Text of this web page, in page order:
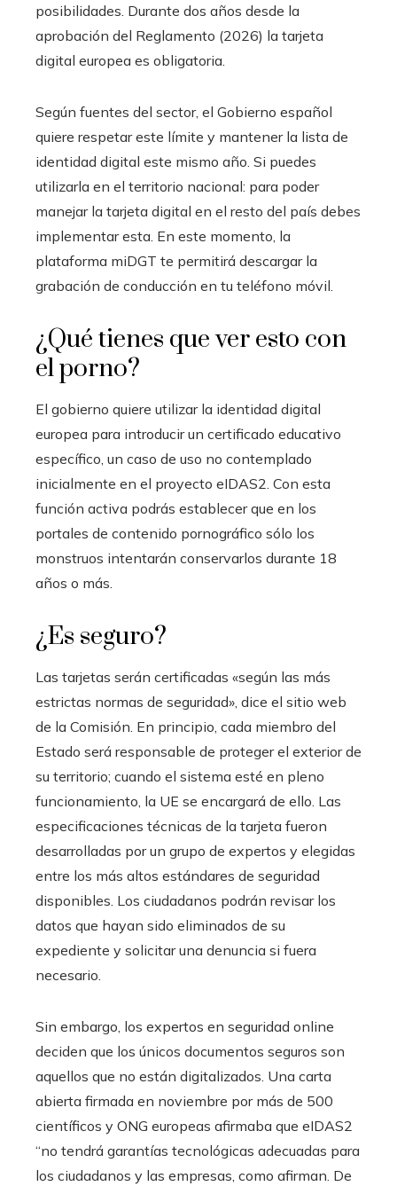
posibilidades. Durante dos años desde la
aprobación del Reglamento (2026) la tarjeta
digital europea es obligatoria.
Según fuentes del sector, el Gobierno español
quiere respetar este límite y mantener la lista de
identidad digital este mismo año. Si puedes
utilizarla en el territorio nacional: para poder
manejar la tarjeta digital en el resto del país debes
implementar esta. En este momento, la
plataforma miDGT te permitirá descargar la
grabación de conducción en tu teléfono móvil.
¿Qué tienes que ver esto con
el porno?
El gobierno quiere utilizar la identidad digital
europea para introducir un certificado educativo
específico, un caso de uso no contemplado
inicialmente en el proyecto eIDAS2. Con esta
función activa podrás establecer que en los
portales de contenido pornográfico sólo los
monstruos intentarán conservarlos durante 18
años o más.
¿Es seguro?
Las tarjetas serán certificadas «según las más
estrictas normas de seguridad», dice el sitio web
de la Comisión. En principio, cada miembro del
Estado será responsable de proteger el exterior de
su territorio; cuando el sistema esté en pleno
funcionamiento, la UE se encargará de ello. Las
especificaciones técnicas de la tarjeta fueron
desarrolladas por un grupo de expertos y elegidas
entre los más altos estándares de seguridad
disponibles. Los ciudadanos podrán revisar los
datos que hayan sido eliminados de su
expediente y solicitar una denuncia si fuera
necesario.
Sin embargo, los expertos en seguridad online
deciden que los únicos documentos seguros son
aquellos que no están digitalizados. Una carta
abierta firmada en noviembre por más de 500
científicos y ONG europeas afirmaba que eIDAS2
“no tendrá garantías tecnológicas adecuadas para
los ciudadanos y las empresas, como afirman. De